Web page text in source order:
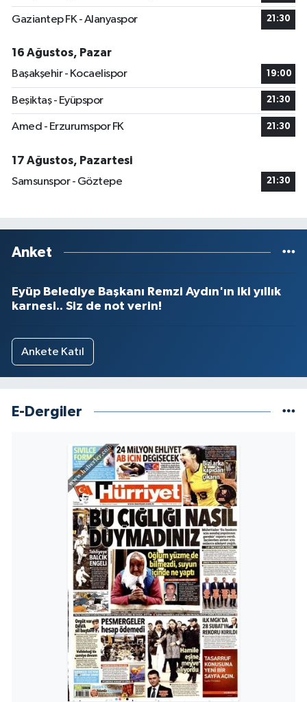
Gaziantep FK - Alanyaspor 21:30
16 Ağustos, Pazar
Başakşehir - Kocaelispor
19:00
Beşiktaş - Eyüpspor 21:30
Amed - Erzurumspor FK 21:30
17 Ağustos, Pazartesi
Samsunspor - Göztepe
21:30
Anket
Eyüp Belediye Başkanı Remzi Aydın'ın iki yıllık
karnesi.. Siz de not verin!
Ankete Katıl
E-Dergiler